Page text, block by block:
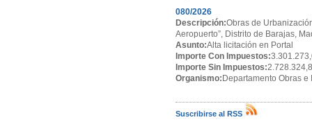
080/2026
Descripción:Obras de
Aeropuerto”, Distrito de Barajas,
Asunto:Alta licitación en Portal
Importe Con Impuestos:
Importe Sin Impuestos:
Organismo: Departamento Obras e
Suscribirse al RSS